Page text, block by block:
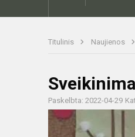
Titulinis Naujienos
Paskelbta: 2022-04-29